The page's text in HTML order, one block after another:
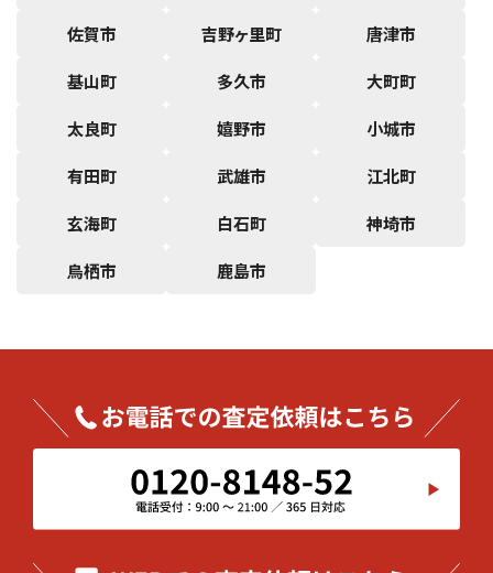
佐賀市 吉野ヶ里町 唐津市
基山町 多久市 大町町
太良町 嬉野市 小城市
有田町 武雄市 江北町
玄海町 白石町 神埼市
鳥栖市 鹿島市